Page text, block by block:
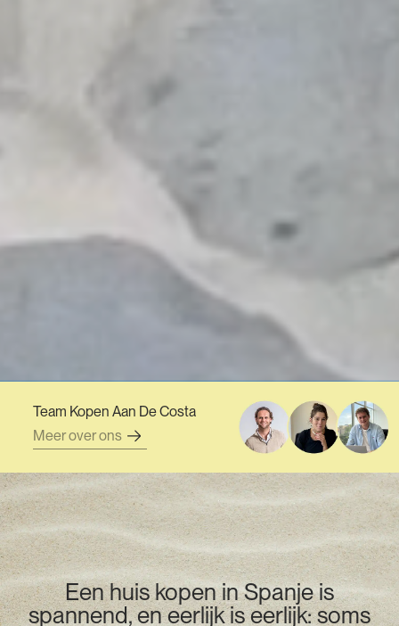
Team Kopen Aan De Costa
Meer over ons
Een huis kopen in Spanje is
spannend, en eerlijk is eerlijk: soms